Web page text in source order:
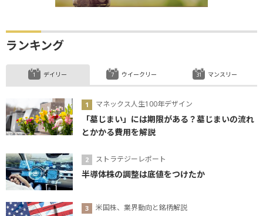
ランキング
デイリー
マネックス人生100年デザイン
「墓じまい」には期限がある？墓じまいの流れ
とかかる費用を解説
ストラテジーレポート
半導体株の調整は底値をつけたか
米国株、業界動向と銘柄解説
ウイークリー マンスリー